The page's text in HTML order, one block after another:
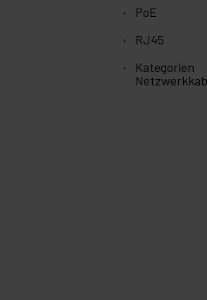
PoE
RJ45
Kategorien